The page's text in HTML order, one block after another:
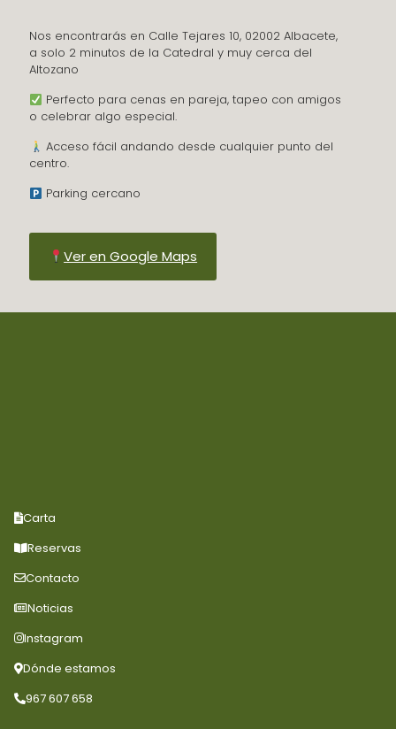
Nos encontrarás en Calle Tejares 10, 02002 Albacete,
a solo 2 minutos de la Catedral y muy cerca del
Altozano
Perfecto para cenas en pareja, tapeo con amigos
o celebrar algo especial.
Acceso fácil andando desde cualquier punto del
centro.
Parking cercano
Ver en Google Maps
Carta
Reservas
Contacto
Noticias
Instagram
Dónde estamos
967 607 658